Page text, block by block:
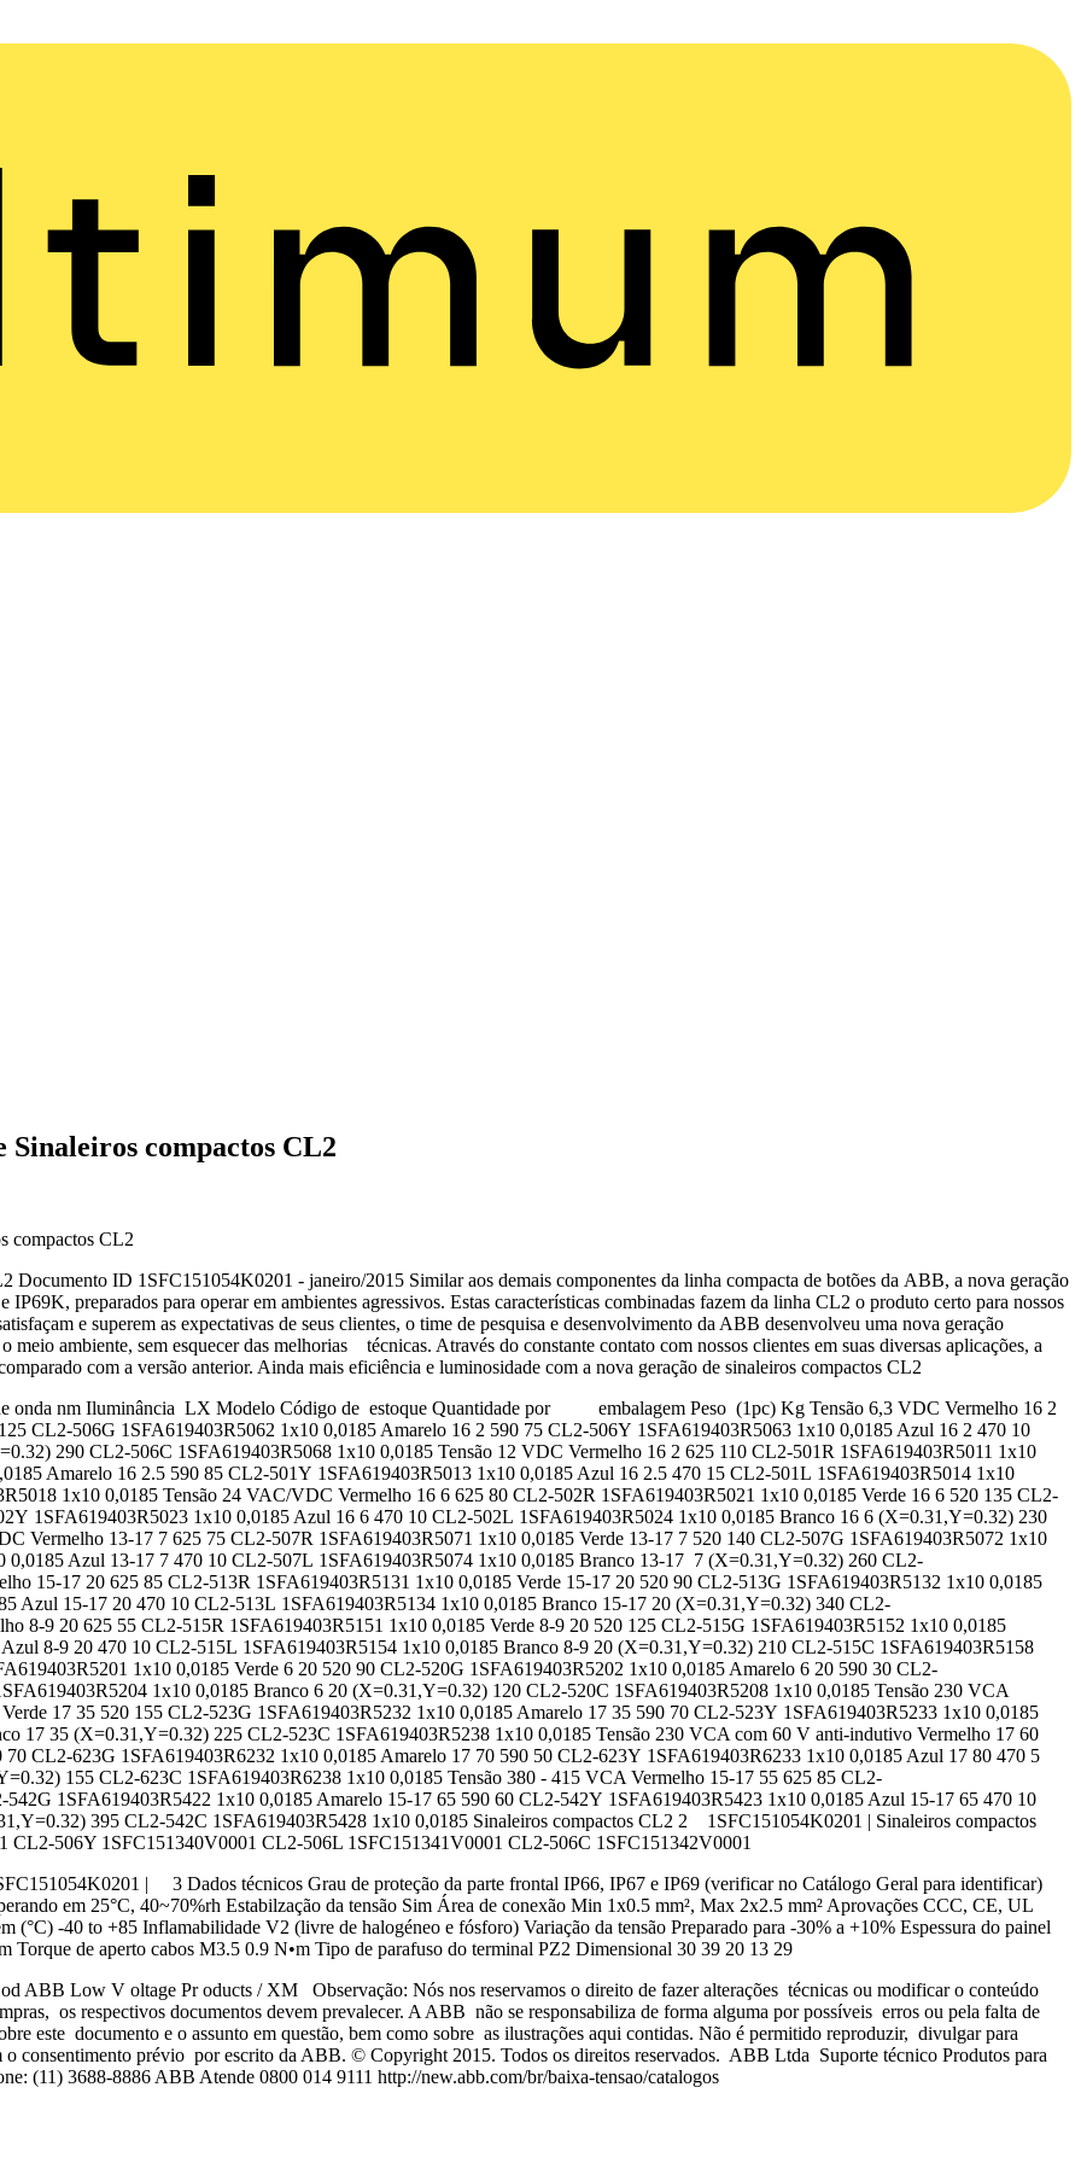
Sinaleiros compactos CL2
compactos CL2
Documento ID 1SFC151054K0201 - janeiro/2015 Similar aos demais componentes da linha compacta de botões da ABB, a nova geração
IP69K, preparados para operar em ambientes agressivos. Estas características combinadas fazem da linha CL2 o produto certo para nossos
e superem as expectativas de seus clientes, o time de pesquisa e desenvolvimento da ABB desenvolveu uma nova geração
meio ambiente, sem esquecer das melhorias técnicas. Através do constante contato com nossos clientes em suas diversas aplicações, a
com a versão anterior. Ainda mais eficiência e luminosidade com a nova geração de sinaleiros compactos CL2
onda nm Iluminância LX Modelo Código de estoque Quantidade por embalagem Peso (1pc) Kg Tensão 6,3 VDC Vermelho 16 2
CL2-506G 1SFA619403R5062 1x10 0,0185 Amarelo 16 2 590 75 CL2-506Y 1SFA619403R5063 1x10 0,0185 Azul 16 2 470 10
290 CL2-506C 1SFA619403R5068 1x10 0,0185 Tensão 12 VDC Vermelho 16 2 625 110 CL2-501R 1SFA619403R5011 1x10
Amarelo 16 2.5 590 85 CL2-501Y 1SFA619403R5013 1x10 0,0185 Azul 16 2.5 470 15 CL2-501L 1SFA619403R5014 1x10
1x10 0,0185 Tensão 24 VAC/VDC Vermelho 16 6 625 80 CL2-502R 1SFA619403R5021 1x10 0,0185 Verde 16 6 520 135 CL2-
1SFA619403R5023 1x10 0,0185 Azul 16 6 470 10 CL2-502L 1SFA619403R5024 1x10 0,0185 Branco 16 6 (X=0.31,Y=0.32) 230
Vermelho 13-17 7 625 75 CL2-507R 1SFA619403R5071 1x10 0,0185 Verde 13-17 7 520 140 CL2-507G 1SFA619403R5072 1x10
Azul 13-17 7 470 10 CL2-507L 1SFA619403R5074 1x10 0,0185 Branco 13-17 7 (X=0.31,Y=0.32) 260 CL2-
15-17 20 625 85 CL2-513R 1SFA619403R5131 1x10 0,0185 Verde 15-17 20 520 90 CL2-513G 1SFA619403R5132 1x10 0,0185
Azul 15-17 20 470 10 CL2-513L 1SFA619403R5134 1x10 0,0185 Branco 15-17 20 (X=0.31,Y=0.32) 340 CL2-
8-9 20 625 55 CL2-515R 1SFA619403R5151 1x10 0,0185 Verde 8-9 20 520 125 CL2-515G 1SFA619403R5152 1x10 0,0185
8-9 20 470 10 CL2-515L 1SFA619403R5154 1x10 0,0185 Branco 8-9 20 (X=0.31,Y=0.32) 210 CL2-515C 1SFA619403R5158
1x10 0,0185 Verde 6 20 520 90 CL2-520G 1SFA619403R5202 1x10 0,0185 Amarelo 6 20 590 30 CL2-
1x10 0,0185 Branco 6 20 (X=0.31,Y=0.32) 120 CL2-520C 1SFA619403R5208 1x10 0,0185 Tensão 230 VCA
17 35 520 155 CL2-523G 1SFA619403R5232 1x10 0,0185 Amarelo 17 35 590 70 CL2-523Y 1SFA619403R5233 1x10 0,0185
17 35 (X=0.31,Y=0.32) 225 CL2-523C 1SFA619403R5238 1x10 0,0185 Tensão 230 VCA com 60 V anti-indutivo Vermelho 17 60
CL2-623G 1SFA619403R6232 1x10 0,0185 Amarelo 17 70 590 50 CL2-623Y 1SFA619403R6233 1x10 0,0185 Azul 17 80 470 5
155 CL2-623C 1SFA619403R6238 1x10 0,0185 Tensão 380 - 415 VCA Vermelho 15-17 55 625 85 CL2-
1SFA619403R5422 1x10 0,0185 Amarelo 15-17 65 590 60 CL2-542Y 1SFA619403R5423 1x10 0,0185 Azul 15-17 65 470 10
395 CL2-542C 1SFA619403R5428 1x10 0,0185 Sinaleiros compactos CL2 2 1SFC151054K0201 | Sinaleiros compactos
506Y 1SFC151340V0001 CL2-506L 1SFC151341V0001 CL2-506C 1SFC151342V0001
| 3 Dados técnicos Grau de proteção da parte frontal IP66, IP67 e IP69 (verificar no Catálogo Geral para identificar)
em 25°C, 40~70%rh Estabilzação da tensão Sim Área de conexão Min 1x0.5 mm², Max 2x2.5 mm² Aprovações CCC, CE, UL
(°C) -40 to +85 Inflamabilidade V2 (livre de halogéneo e fósforo) Variação da tensão Preparado para -30% a +10% Espessura do painel
Torque de aperto cabos M3.5 0.9 N•m Tipo de parafuso do terminal PZ2 Dimensional 30 39 20 13 29
Low V oltage Pr oducts / XM Observação: Nós nos reservamos o direito de fazer alterações técnicas ou modificar o conteúdo
os respectivos documentos devem prevalecer. A ABB não se responsabiliza de forma alguma por possíveis erros ou pela falta de
este documento e o assunto em questão, bem como sobre as ilustrações aqui contidas. Não é permitido reproduzir, divulgar para
o consentimento prévio por escrito da ABB. © Copyright 2015. Todos os direitos reservados. ABB Ltda Suporte técnico Produtos para
(11) 3688-8886 ABB Atende 0800 014 9111 http://new.abb.com/br/baixa-tensao/catalogos